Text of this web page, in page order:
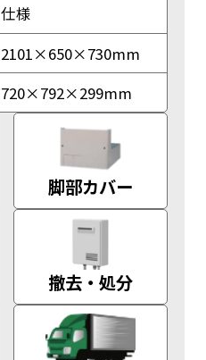
仕様
2101×650×730mm
720×792×299mm
脚部カバー
撤去・処分